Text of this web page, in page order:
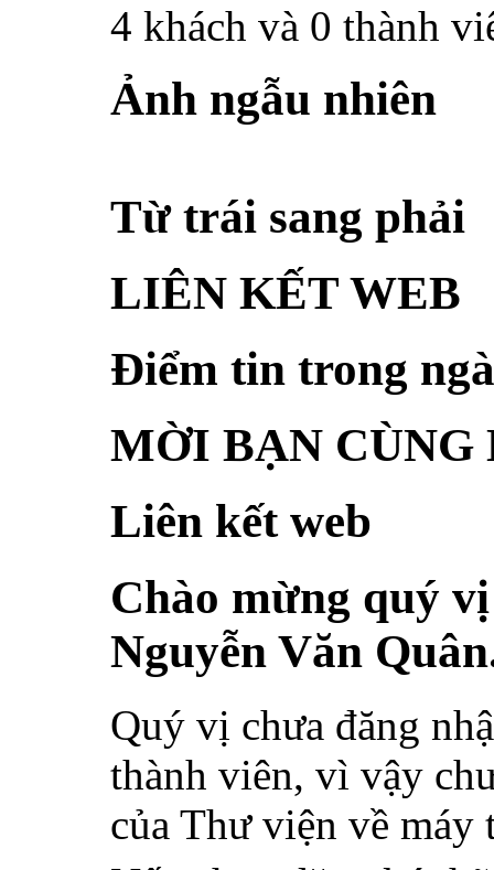
4 khách và 0 thành
Ảnh ngẫu nhiên
Từ trái sang phải
LIÊN KẾT WEB
Điểm tin trong
MỜI BẠN CÙNG
Liên kết web
Chào mừng quý
Nguyễn Văn
Quý vị chưa đăng
thành viên, vì vậy
của Thư viện về máy